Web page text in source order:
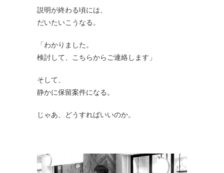
説明が終わる頃には、
だいたいこうなる。
「わかりました。
検討して、こちらからご連絡します」
そして、
静かに保留案件になる。
じゃあ、どうすればいいのか。